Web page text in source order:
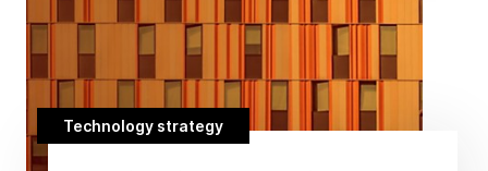
Technology strategy